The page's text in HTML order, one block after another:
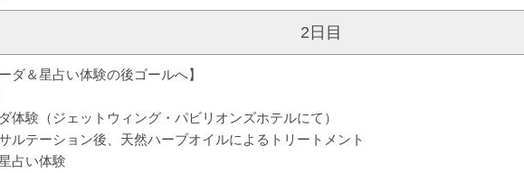
2日目
ダ＆星占い体験の後ゴールへ】
体験（ジェットウィング・パビリオンズホテルにて）
ルテーション後、天然ハーブオイルによるトリートメント
占い体験